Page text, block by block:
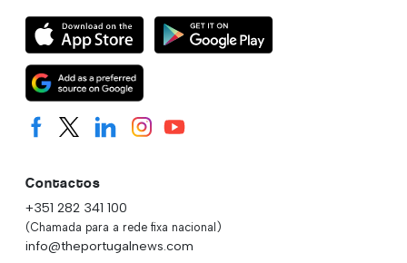
Contactos
+351 282 341 100
(Chamada para a rede fixa nacional)
info@theportugalnews.com